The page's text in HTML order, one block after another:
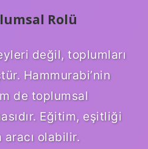
Rolü
değil, toplumları
Hammurabi’nin
de toplumsal
Eğitim, eşitliği
olabilir.